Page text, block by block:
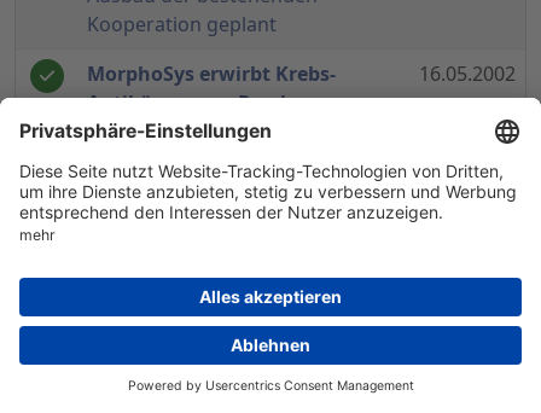
Kooperation geplant
MorphoSys erwirbt Krebs-
Antikörper von Prochon-
Unternehmen geben die
Erweiterung ihrer Partnerschaft
bekannt
16.05.2002
- Umsatz konnte im
Vorjahresvergleich um 47 Prozent
gesteigert werden